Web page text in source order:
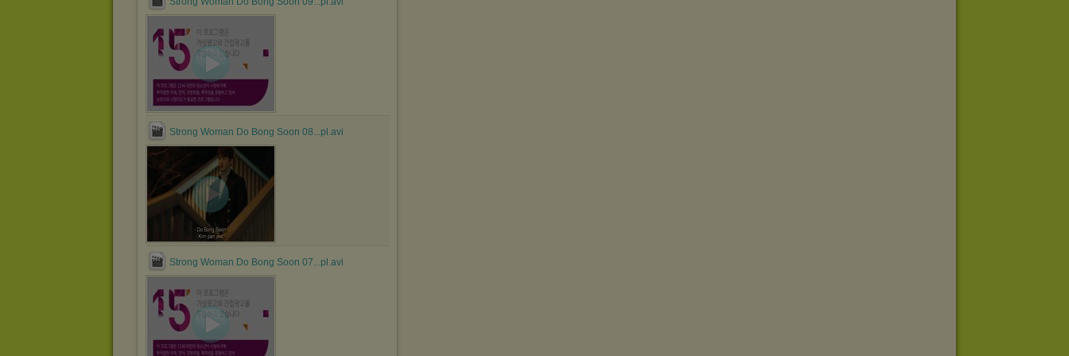
Strong Woman Do Bong Soon 08...pl.avi
Strong Woman Do Bong Soon 07...pl.avi